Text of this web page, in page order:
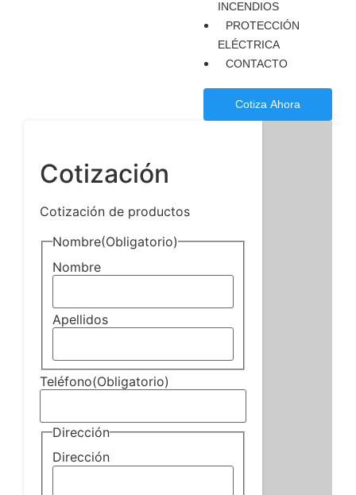
INCENDIOS
PROTECCIÓN
ELÉCTRICA
CONTACTO
Cotiza Ahora
Cotización
Cotización de productos
Nombre(Obligatorio)
Nombre
Apellidos
Teléfono(Obligatorio)
Dirección
Dirección